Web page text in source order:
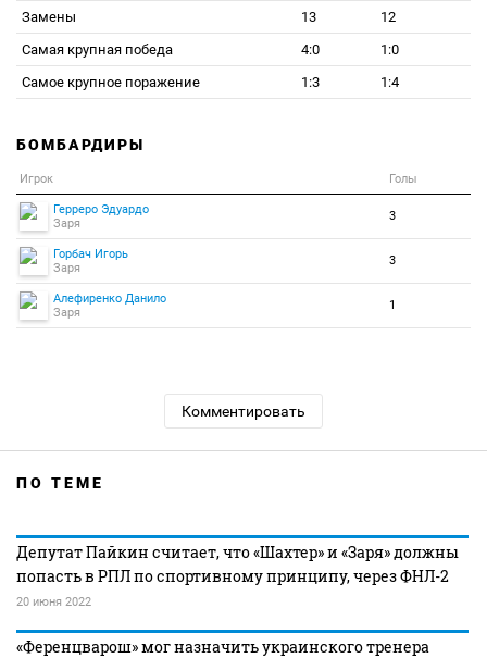
Замены
13
12
Самая крупная победа
4:0
1:0
Самое крупное поражение
1:3 1:4
БОМБАРДИРЫ
Игрок Голы
Герреро Эдуардо
Заря
3
Горбач Игорь
Заря
3
Алефиренко Данило
Заря
1
Комментировать
ПО ТЕМЕ
Депутат Пайкин считает, что «Шахтер» и «Заря» должны
попасть в РПЛ по спортивному принципу, через ФНЛ-2
20 июня 2022
«Ференцварош» мог назначить украинского тренера